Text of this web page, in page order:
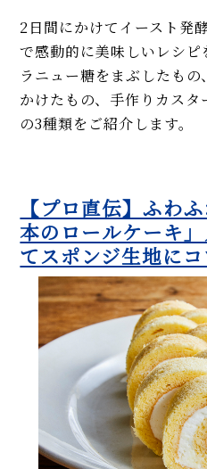
2日間にかけてイースト発
で感動的に美味しいレシ
ラニュー糖をまぶしたも
かけたもの、手作りカス
の3種類をご紹介します。
【プロ直伝】ふわ
本のロールケーキ
てスポンジ生地にコ